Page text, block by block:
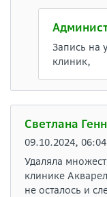
Запись на
клиник,
Светлана
09.10.2024, 06:04
Удаляла
клинике
не осталось и